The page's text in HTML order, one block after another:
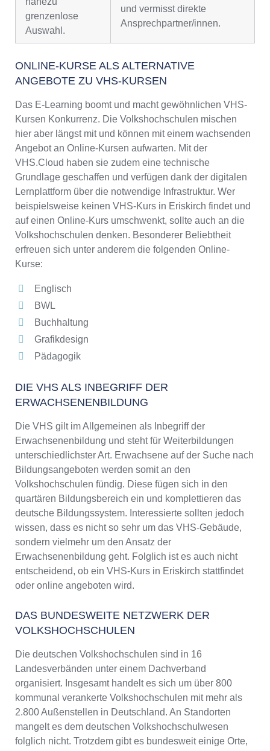
grenzenlose
Auswahl.
und vermisst direkte
Ansprechpartner/innen.
ONLINE-KURSE ALS ALTERNATIVE
ANGEBOTE ZU VHS-KURSEN
Das E-Learning boomt und macht gewöhnlichen VHS-
Kursen Konkurrenz. Die Volkshochschulen mischen
hier aber längst mit und können mit einem wachsenden
Angebot an Online-Kursen aufwarten. Mit der
VHS.Cloud haben sie zudem eine technische
Grundlage geschaffen und verfügen dank der digitalen
Lernplattform über die notwendige Infrastruktur. Wer
beispielsweise keinen VHS-Kurs in Eriskirch findet und
auf einen Online-Kurs umschwenkt, sollte auch an die
Volkshochschulen denken. Besonderer Beliebtheit
erfreuen sich unter anderem die folgenden Online-
Kurse:
Englisch
BWL
Buchhaltung
Grafikdesign
Pädagogik
DIE VHS ALS INBEGRIFF DER
ERWACHSENENBILDUNG
Die VHS gilt im Allgemeinen als Inbegriff der
Erwachsenenbildung und steht für Weiterbildungen
unterschiedlichster Art. Erwachsene auf der Suche nach
Bildungsangeboten werden somit an den
Volkshochschulen fündig. Diese fügen sich in den
quartären Bildungsbereich ein und komplettieren das
deutsche Bildungssystem. Interessierte sollten jedoch
wissen, dass es nicht so sehr um das VHS-Gebäude,
sondern vielmehr um den Ansatz der
Erwachsenenbildung geht. Folglich ist es auch nicht
entscheidend, ob ein VHS-Kurs in Eriskirch stattfindet
oder online angeboten wird.
DAS BUNDESWEITE NETZWERK DER
VOLKSHOCHSCHULEN
Die deutschen Volkshochschulen sind in 16
Landesverbänden unter einem Dachverband
organisiert. Insgesamt handelt es sich um über 800
kommunal verankerte Volkshochschulen mit mehr als
2.800 Außenstellen in Deutschland. An Standorten
mangelt es dem deutschen Volkshochschulwesen
folglich nicht. Trotzdem gibt es bundesweit einige Orte,